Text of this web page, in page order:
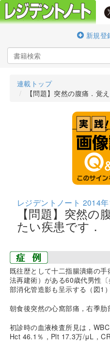
新規登
連載トップ
【問題】突然の腹痛．覚
レジデントノート 2014
【問題】突然の
たい疾患です．
既往歴として十二指腸潰瘍の
法再建術）がある60歳代男性
部消化管造影も呈示する（図1
朝食後突然の心窩部痛，右季肋
初診時の血液検査所見は，
Hct 46.1％，Plt 17.3万/μL，